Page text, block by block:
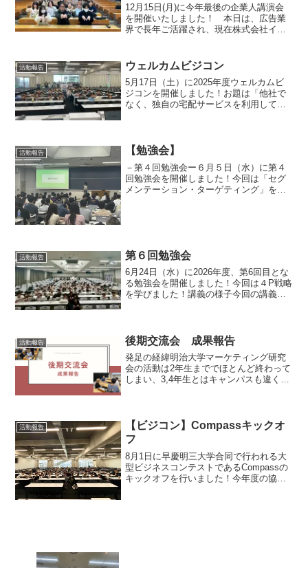
12月15日(月)に今年最後の企業人講演会
を開催いたしました！ 本日は、広告業
界で長年ご活躍され、現在株式会社イグ
ました！質問も時間いっぱいまで出て充
実した時間となりま...
活動報告 ウェルカムビジコン
5月17日（土）に2025年度ウェルカムビ
ジコンを開催しました！お題は「他社で
なく、独自の宅配サービスを利用しても
うしたらよいか」と...
活動報告 【勉強会】
－第４回勉強会ー６月５日（水）に第４
回勉強会を開催しました！今回は「セグ
メンテーション・ターゲティング」をテ
活動報告 第６回勉強会
6月24日（水）に2026年度、第6回目とな
る勉強会を開催しました！今回は４P戦略
を学びました！講義の様子今回の講義担
ターゲットにつ...
活動報告 後期交流会 成果報告
発足の経緯明治大学マーケティング研究
会の活動は2年生まででほとんど終わって
しまい、3,4年生とはキャンパスも違く、
えた交流を...
活動報告
【ビジコン】Compassキックオ
フ
8月1日に早慶明三大学合同で行われる大
型ビジネスコンテストであるCompassの
キックオフを行いました！今年度の協賛